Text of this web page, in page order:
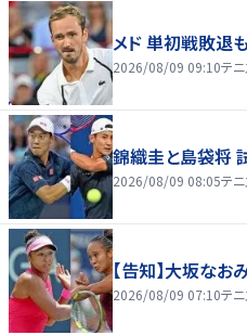
メド 単初戦敗退
2026/08/09 09:10テニ
錦織圭と島袋将
2026/08/09 08:05テニ
【告知】大坂なお
2026/08/09 07:10テニ